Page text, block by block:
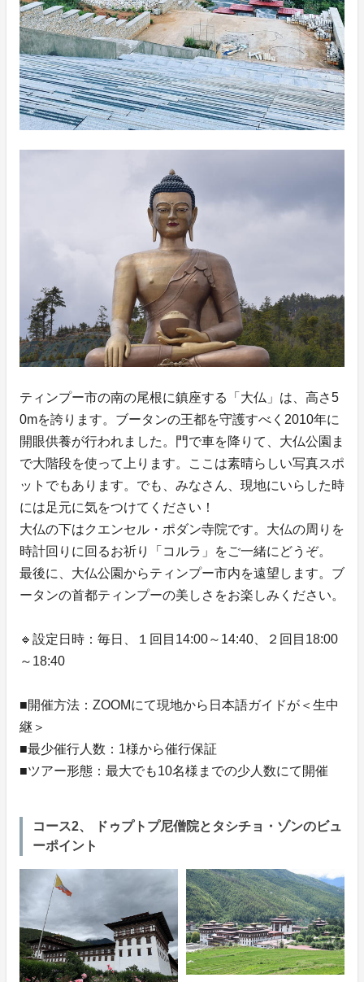
ティンプー市の南の尾根に鎮座する「大仏」は、高さ5
0mを誇ります。ブータンの王都を守護すべく2010年に
開眼供養が行われました。門で車を降りて、大仏公園ま
で大階段を使って上ります。ここは素晴らしい写真スポ
ットでもあります。でも、みなさん、現地にいらした時
には足元に気をつけてください！
大仏の下はクエンセル・ポダン寺院です。大仏の周りを
時計回りに回るお祈り「コルラ」をご一緒にどうぞ。
最後に、大仏公園からティンプー市内を遠望します。ブ
ータンの首都ティンプーの美しさをお楽しみください。
🔹設定日時：毎日、１回目14:00～14:40、２回目18:00
～18:40
■開催方法：ZOOMにて現地から日本語ガイドが＜生中
継＞
■最少催行人数：1様から催行保証
■ツアー形態：最大でも10名様までの少人数にて開催
コース2、 ドゥプトプ尼僧院とタシチョ・ゾンのビュ
ーポイント